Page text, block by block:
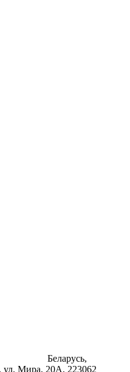
Беларусь,
Мира, 20А, 223062